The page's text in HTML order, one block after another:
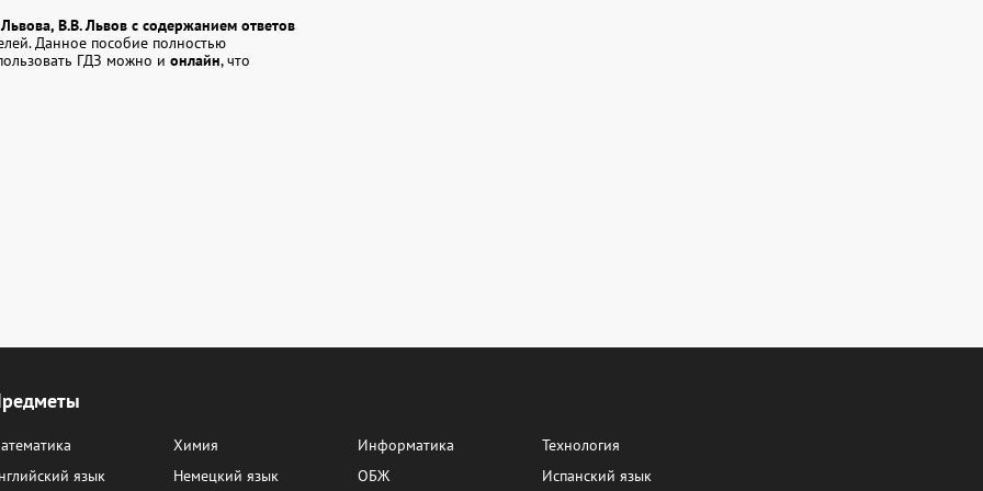
238 239 240
328
340 342
349 353
В.В. Львов с содержанием ответов
Данное пособие полностью
ГДЗ можно и онлайн, что
язык
Химия
Немецкий язык
Информатика
ОБЖ
Технология
Испанский язык